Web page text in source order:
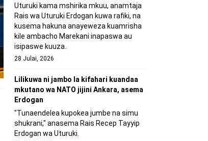
Uturuki kama mshirika mkuu, anamtaja
Rais wa Uturuki Erdogan kuwa rafiki, na
kusema hakuna anayeweza kuamrisha
kile ambacho Marekani inapaswa au
isipaswe kuuza.
28 Julai, 2026
Lilikuwa ni jambo la kifahari kuandaa
mkutano wa NATO jijini Ankara, asema
Erdogan
"Tunaendelea kupokea jumbe na simu
shukrani," anasema Rais Recep Tayyip
Erdogan wa Uturuki.